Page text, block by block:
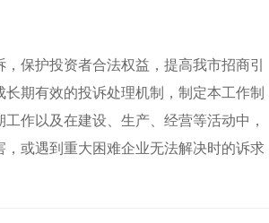
保护投资者合法权益，提高我市招商引
期有效的投诉处理机制，制定本工作制
作以及在建设、生产、经营等活动中，
或遇到重大困难企业无法解决时的诉求